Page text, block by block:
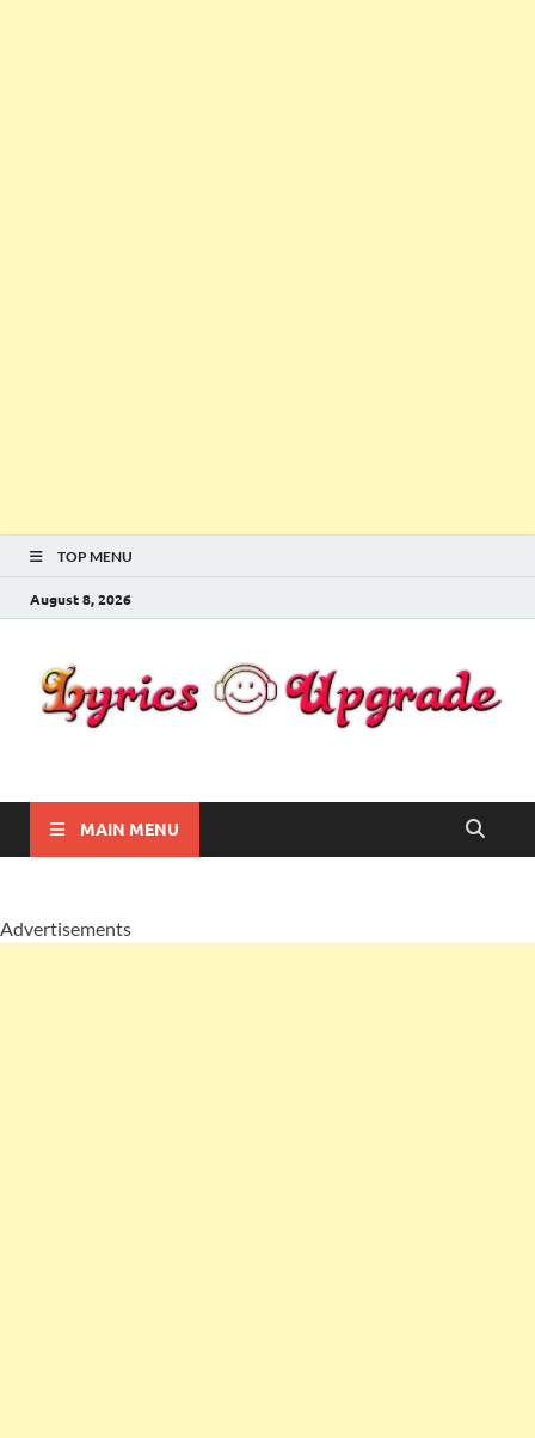
TOP MENU
August 8, 2026
Lyricsupgrade
MAIN MENU
Advertisements